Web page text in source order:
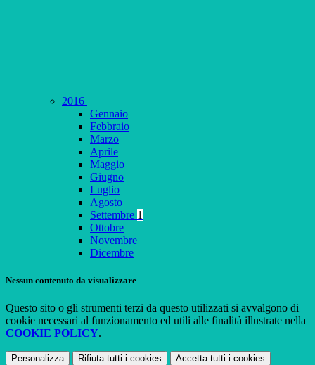
2016
Gennaio
Febbraio
Marzo
Aprile
Maggio
Giugno
Luglio
Agosto
Settembre 1
Ottobre
Novembre
Dicembre
Nessun contenuto da visualizzare
Questo sito o gli strumenti terzi da questo utilizzati si avvalgono di
cookie necessari al funzionamento ed utili alle finalità illustrate nella
COOKIE POLICY.
Personalizza Rifiuta tutti i cookies Accetta tutti i cookies